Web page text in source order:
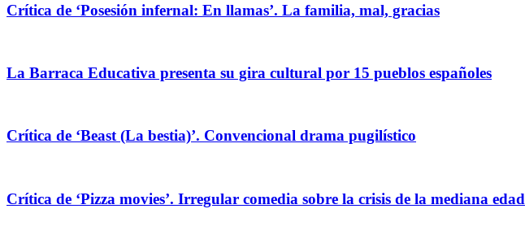
Crítica de ‘Posesión infernal: En llamas’. La familia, mal, gracias
La Barraca Educativa presenta su gira cultural por 15 pueblos españoles
Crítica de ‘Beast (La bestia)’. Convencional drama pugilístico
Crítica de ‘Pizza movies’. Irregular comedia sobre la crisis de la mediana edad